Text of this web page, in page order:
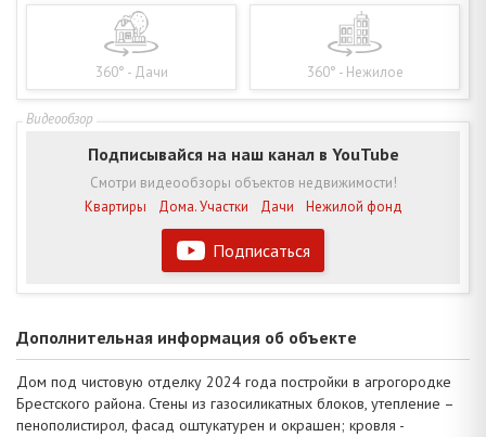
360° - Дачи 360° - Нежилое
Подписаться
Подписывайся на наш канал в YouTube
Смотри видеообзоры объектов недвижимости!
Квартиры
Дома. Участки Дачи Нежилой фонд
Дополнительная информация об объекте
Дом под чистовую отделку 2024 года постройки в агрогородке
Брестского района. Стены из газосиликатных блоков, утепление –
пенополистирол, фасад оштукатурен и окрашен; кровля -